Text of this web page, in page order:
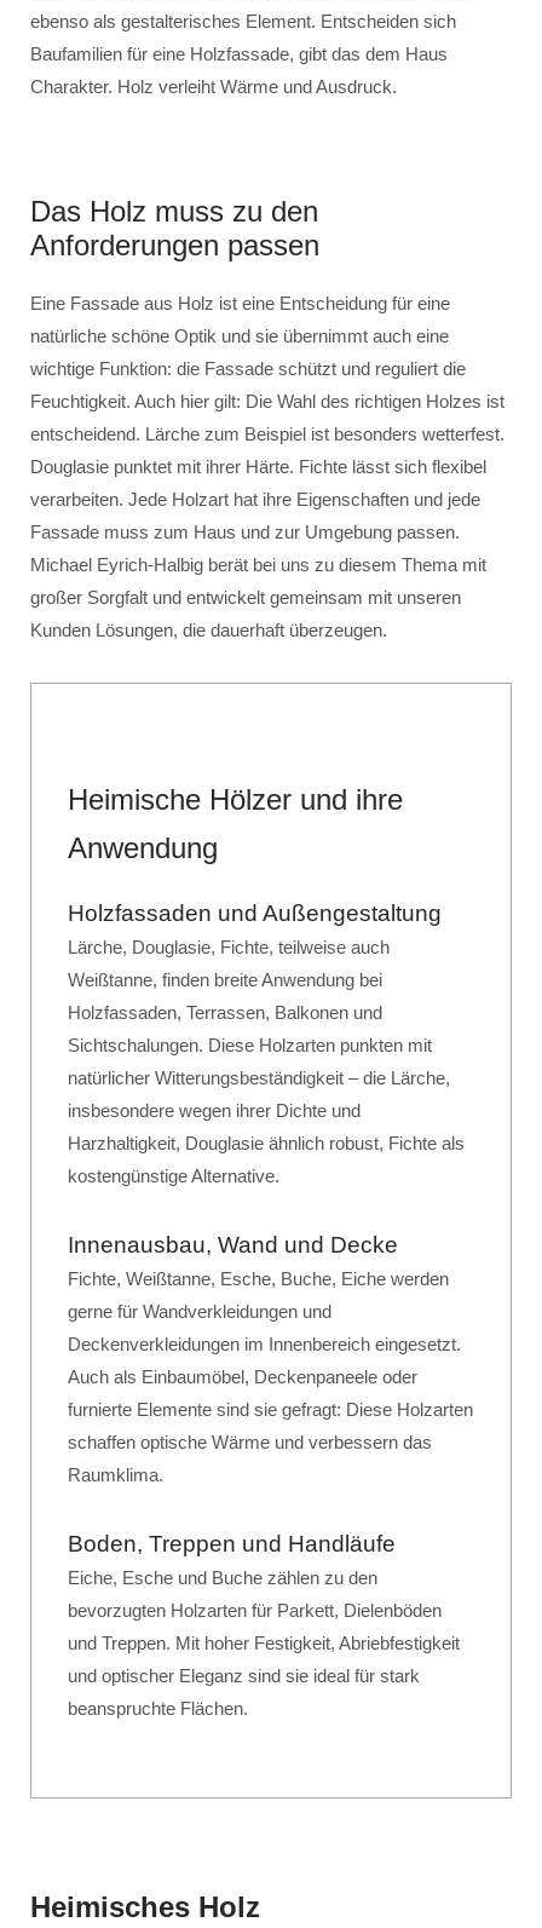
ebenso als gestalterisches Element. Entscheiden sich
Baufamilien für eine Holzfassade, gibt das dem Haus
Charakter. Holz verleiht Wärme und Ausdruck.
Das Holz muss zu den
Anforderungen passen
Eine Fassade aus Holz ist eine Entscheidung für eine
natürliche schöne Optik und sie übernimmt auch eine
wichtige Funktion: die Fassade schützt und reguliert die
Feuchtigkeit. Auch hier gilt: Die Wahl des richtigen Holzes ist
entscheidend. Lärche zum Beispiel ist besonders wetterfest.
Douglasie punktet mit ihrer Härte. Fichte lässt sich flexibel
verarbeiten. Jede Holzart hat ihre Eigenschaften und jede
Fassade muss zum Haus und zur Umgebung passen.
Michael Eyrich-Halbig berät bei uns zu diesem Thema mit
großer Sorgfalt und entwickelt gemeinsam mit unseren
Kunden Lösungen, die dauerhaft überzeugen.
Heimische Hölzer und ihre
Anwendung
Holzfassaden und Außengestaltung
Lärche, Douglasie, Fichte, teilweise auch
Weißtanne, finden breite Anwendung bei
Holzfassaden, Terrassen, Balkonen und
Sichtschalungen. Diese Holzarten punkten mit
natürlicher Witterungsbeständigkeit – die Lärche,
insbesondere wegen ihrer Dichte und
Harzhaltigkeit, Douglasie ähnlich robust, Fichte als
kostengünstige Alternative.
Innenausbau, Wand und Decke
Fichte, Weißtanne, Esche, Buche, Eiche werden
gerne für Wandverkleidungen und
Deckenverkleidungen im Innenbereich eingesetzt.
Auch als Einbaumöbel, Deckenpaneele oder
furnierte Elemente sind sie gefragt: Diese Holzarten
schaffen optische Wärme und verbessern das
Raumklima.
Boden, Treppen und Handläufe
Eiche, Esche und Buche zählen zu den
bevorzugten Holzarten für Parkett, Dielenböden
und Treppen. Mit hoher Festigkeit, Abriebfestigkeit
und optischer Eleganz sind sie ideal für stark
beanspruchte Flächen.
Heimisches Holz